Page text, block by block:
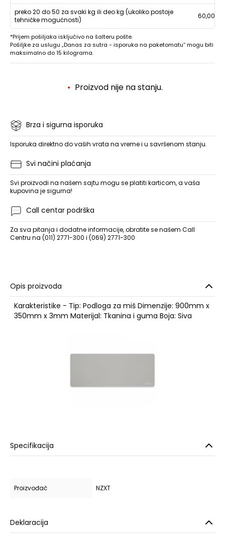
preko 20 do 50 za svaki kg ili deo kg (ukoliko postoje
tehničke mogućnosti)
60,00
*Prijem pošiljaka isključivo na šalteru pošte.
Pošiljke za uslugu „Danas za sutra - isporuka na paketomatu“ mogu biti
maksimalno do 15 kilograma.
Proizvod nije na stanju.
Brza i sigurna isporuka
Isporuka direktno do vaših vrata na vreme i u savršenom stanju.
Svi načini plaćanja
Svi proizvodi na našem sajtu mogu se platiti karticom, a vaša
kupovina je sigurna!
Call centar podrška
Za sva pitanja i dodatne informacije, obratite se našem Call
Centru na (011) 2771-300 i (069) 2771-300
Opis proizvoda
Karakteristike - Tip: Podloga za miš Dimenzije: 900mm x
350mm x 3mm Materijal: Tkanina i guma Boja: Siva
Specifikacija
Proizvođač NZXT
Deklaracija